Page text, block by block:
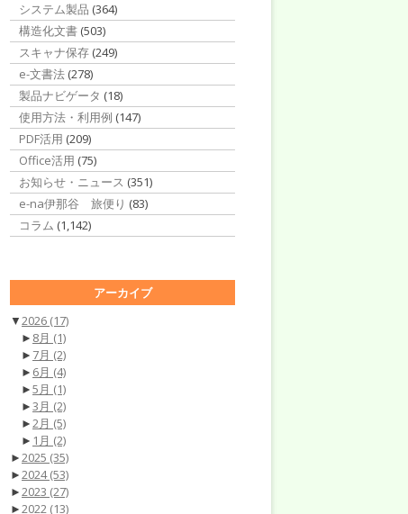
システム製品 (364)
構造化文書 (503)
スキャナ保存 (249)
e-文書法 (278)
製品ナビゲータ (18)
使用方法・利用例 (147)
PDF活用 (209)
Office活用 (75)
お知らせ・ニュース (351)
e-na伊那谷 旅便り (83)
コラム (1,142)
アーカイブ
▼2026 (17)
► 8月 (1)
► 7月 (2)
► 6月 (4)
►5月 (1)
►3月 (2)
►2月 (5)
► 1月 (2)
►2025 (35)
►2024(53)
►2023 (27)
►2022 (13)